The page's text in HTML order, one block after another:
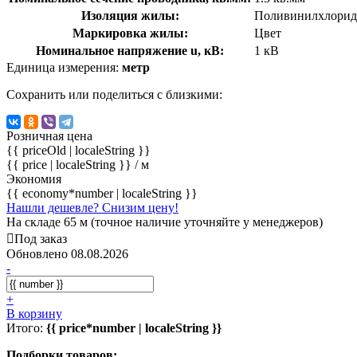
Изоляция жилы:
Маркировка жилы:
Цвет
Номинальное напряжение u, кВ:
1 кВ
Единица измерения: метр
Сохранить или поделиться с близкими:
Розничная цена
{{ priceOld | localeString }}
{{ price | localeString }} / м
Экономия
{{ economy*number | localeString }}
Нашли дешевле? Снизим цену!
На складе 65 м (точное наличие уточняйте у менеджеров)
Под заказ
Обновлено 08.08.2026
-
+
В корзину
Итого: {{ price*number | localeString }}